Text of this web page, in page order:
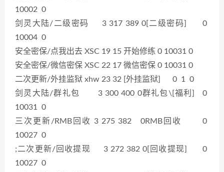
10002 0
剑灵大陆/二级密码 3 317 389 0[二级密码] 0
10004 0
安全密保/点我出去 XSC 19 15 开始修练 0 10031 0
安全密保/微信密保 XSC 22 17 微信密保 0 10031 0
二次更新/外挂监狱 xhw 23 32 [外挂监狱] 0 1 0
剑灵大陆/群礼包 3 300 400 0群礼包\[福利] 0
10031 0
三次更新/RMB回收 3 275 382 0RMB回收 0
10027 0
;二次更新/回收提现 3 272 382 0[回收提现] 0
10027 0